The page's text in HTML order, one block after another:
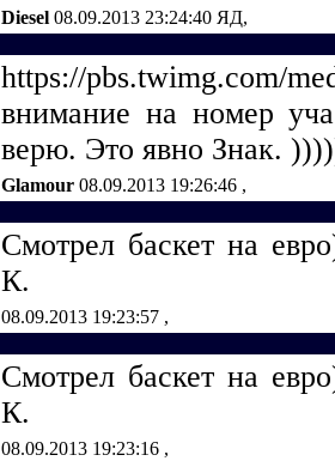
Diesel 08.09.2013 23:24:40 ЯД,
https://pbs.twimg.com/
внимание на номер
верю. Это явно Знак.
Glamour 08.09.2013 19:26:46 ,
Смотрел баскет на
К.
08.09.2013 19:23:57 ,
Смотрел баскет на
К.
08.09.2013 19:23:16 ,